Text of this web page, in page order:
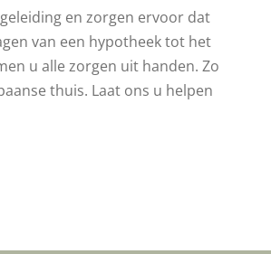
en zorgen ervoor dat
van een hypotheek tot het
u alle zorgen uit handen. Zo
thuis. Laat ons u helpen